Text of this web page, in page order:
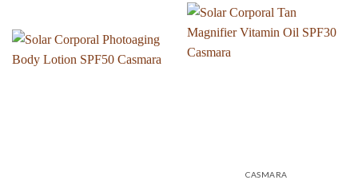
CASMARA